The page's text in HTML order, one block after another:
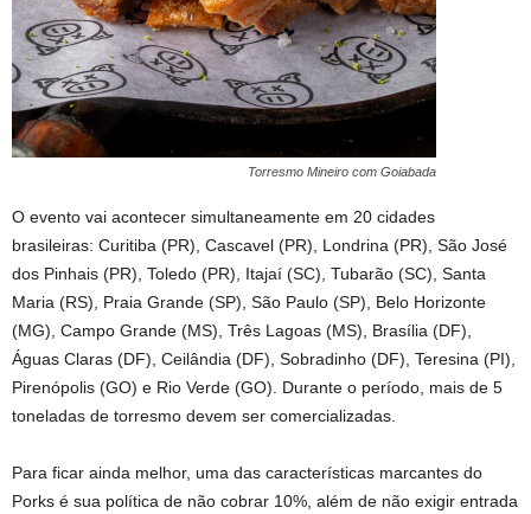
Torresmo Mineiro com Goiabada
O evento vai acontecer simultaneamente em 20 cidades
brasileiras: Curitiba (PR), Cascavel (PR), Londrina (PR), São José
dos Pinhais (PR), Toledo (PR), Itajaí (SC), Tubarão (SC), Santa
Maria (RS), Praia Grande (SP), São Paulo (SP), Belo Horizonte
(MG), Campo Grande (MS), Três Lagoas (MS), Brasília (DF),
Águas Claras (DF), Ceilândia (DF), Sobradinho (DF), Teresina (PI),
Pirenópolis (GO) e Rio Verde (GO). Durante o período, mais de 5
toneladas de torresmo devem ser comercializadas.
Para ficar ainda melhor, uma das características marcantes do
Porks é sua política de não cobrar 10%, além de não exigir entrada